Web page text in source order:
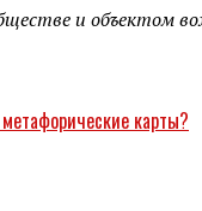
и объектом